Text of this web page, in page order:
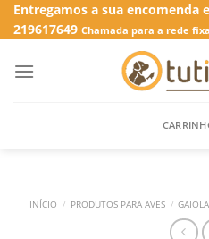
SkipEntregamos a sua encomenda
219617649 Chamada para a rede
INÍCIO / PRODUTOS PARA AVES /